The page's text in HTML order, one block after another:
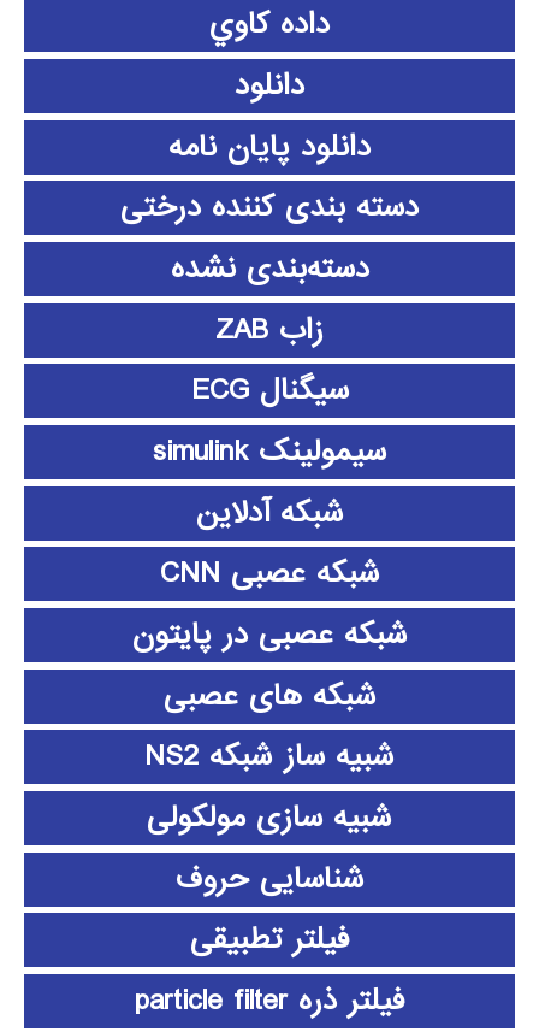
داده كاوي
دانلود
دانلود پايان نامه
دسته بندی کننده درختی
دسته‌بندی نشده
زاب ZAB
سیگنال ECG
سیمولینک simulink
شبکه آدلاین
شبکه عصبی CNN
شبکه عصبی در پایتون
شبکه های عصبی
شبیه ساز شبکه NS2
شبیه سازی مولکولی
شناسایی حروف
فیلتر تطبیقی
فیلتر ذره particle filter